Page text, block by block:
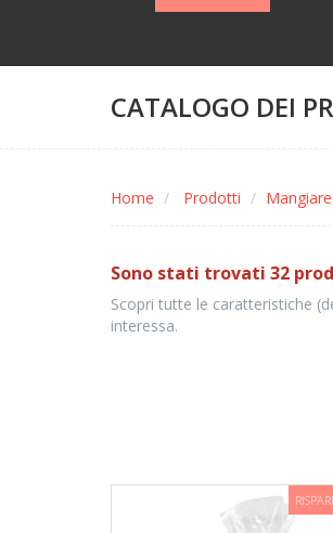
CATALOGO DEI
Home Prodotti Mangiare
Sono stati trovati 32
Scopri tutte le caratteristiche
interessa.